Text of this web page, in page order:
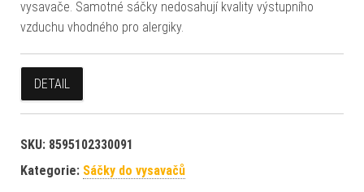
vysavače. Samotné sáčky nedosahují kvality výstupního
vzduchu vhodného pro alergiky.
DETAIL
SKU: 8595102330091
Kategorie: Sáčky do vysavačů